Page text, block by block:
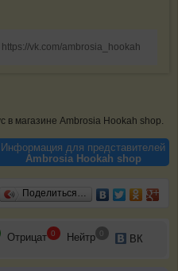
vk.com/ambrosia_hookah
в магазине Ambrosia Hookah shop.
Информация для представителей
Ambrosia Hookah shop
Поделиться…
Отрицат 0 Нейтр 0 ВК